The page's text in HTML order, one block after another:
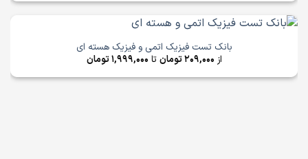
بانک تست فیزیک اتمی و فیزیک هسته ای
از209,000تومانتا1,999,000تومان